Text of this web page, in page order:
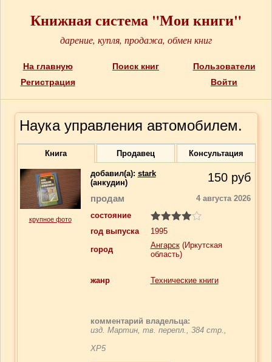
Книжная система "Мои книги"
дарение, купля, продажа, обмен книг
На главную Поиск книг
Пользователи
Регистрация
Войти
Наука управления автомобилем.
Книга Продавец Консультация
крупное фото
добавил(a): stark
(анкудин)
150 руб
продам
4 августа 2026
состояние
год выпуска
1995
город
Ангарск(Иркутская
область)
жанр Технические книги
комментарий владельца:
изд. Мартин, тв. перепл., 384 стр.,
ХР5